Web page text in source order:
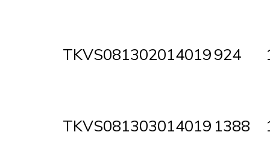
TKVS081302014019924
TKVS081303014019 1388